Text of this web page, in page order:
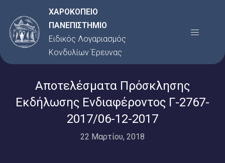
στο
περιεχόμενο
ΧΑΡΟΚΟΠΕΙΟ
ΠΑΝΕΠΙΣΤΗΜΙΟ
Ειδικός Λογαριασμός
Κονδυλίων Έρευνας
Menu
Αποτελέσματα Πρόσκλησης
Εκδήλωσης Ενδιαφέροντος Γ-2767-
2017/06-12-2017
22 Μαρτίου, 2018